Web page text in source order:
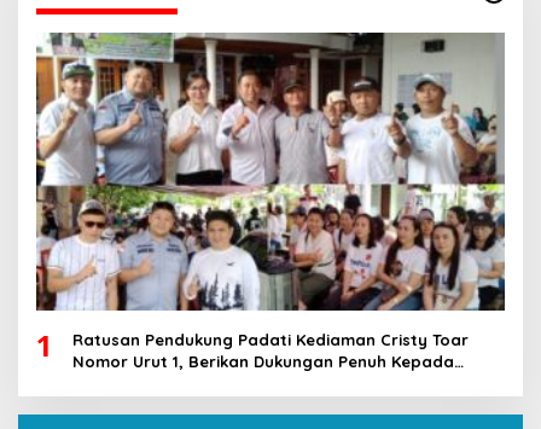
1
Ratusan Pendukung Padati Kediaman Cristy Toar
Nomor Urut 1, Berikan Dukungan Penuh Kepada